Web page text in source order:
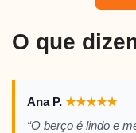
O que
Ana P. ★★★★★
“O berço é lindo e